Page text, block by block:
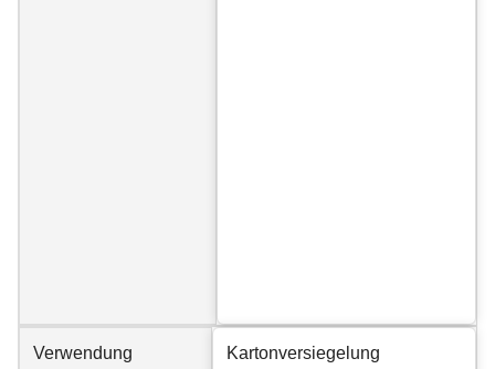
Verwendung Kartonversiegelung